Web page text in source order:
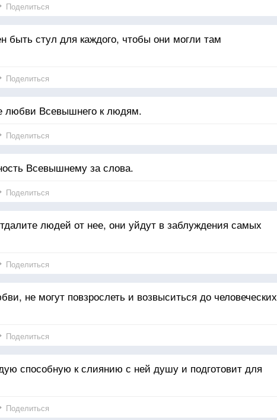
Поделиться
стул для каждого, чтобы они могли там
Поделиться
любви Всевышнего к людям.
Поделиться
Всевышнему за слова.
Поделиться
людей от нее, они уйдут в заблуждения самых
Поделиться
не могут повзрослеть и возвыситься до человеческих
Поделиться
способную к слиянию с ней душу и подготовит для
Поделиться